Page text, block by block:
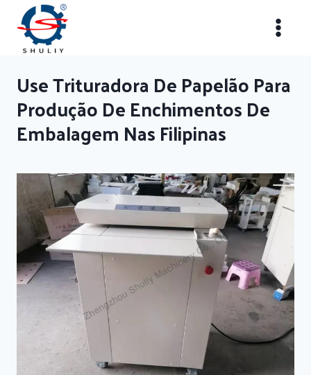
content
Use Trituradora De Papelão Para
Produção De Enchimentos De
Embalagem Nas Filipinas